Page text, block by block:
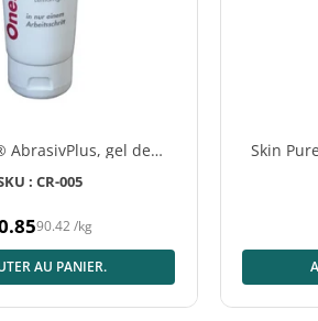
AbrasivPlus, gel de
de la peau, 1 tube x
: CR-005
Prix
normal
90.42/kg
AU PANIER.
Skin